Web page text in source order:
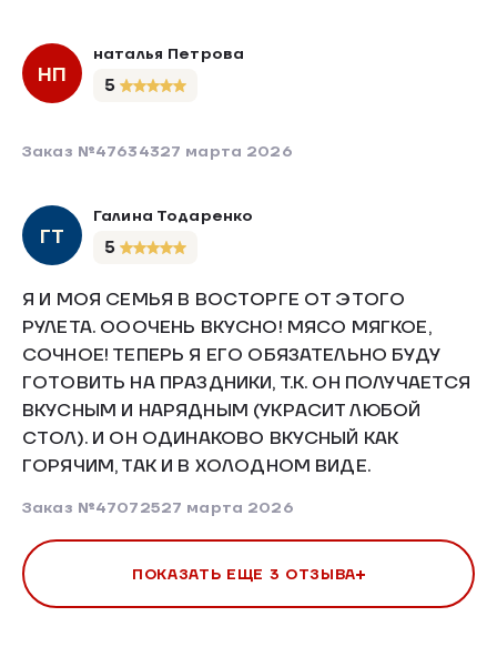
НП
наталья Петрова
5
Заказ №47634327 марта 2026
ГТ
Галина Тодаренко
5
Я И МОЯ СЕМЬЯ В ВОСТОРГЕ ОТ ЭТОГО
РУЛЕТА. ОООЧЕНЬ ВКУСНО! МЯСО МЯГКОЕ,
СОЧНОЕ! ТЕПЕРЬ Я ЕГО ОБЯЗАТЕЛЬНО БУДУ
ГОТОВИТЬ НА ПРАЗДНИКИ, Т.К. ОН ПОЛУЧАЕТСЯ
ВКУСНЫМ И НАРЯДНЫМ (УКРАСИТ ЛЮБОЙ
СТОЛ). И ОН ОДИНАКОВО ВКУСНЫЙ КАК
ГОРЯЧИМ, ТАК И В ХОЛОДНОМ ВИДЕ.
Заказ №47072527 марта 2026
ПОКАЗАТЬ ЕЩЕ 3 ОТЗЫВА